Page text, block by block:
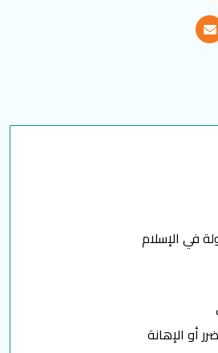
الدخول
في الإسلام
أو الإهانة